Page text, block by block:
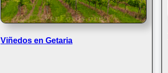
Viñedos en Getaria